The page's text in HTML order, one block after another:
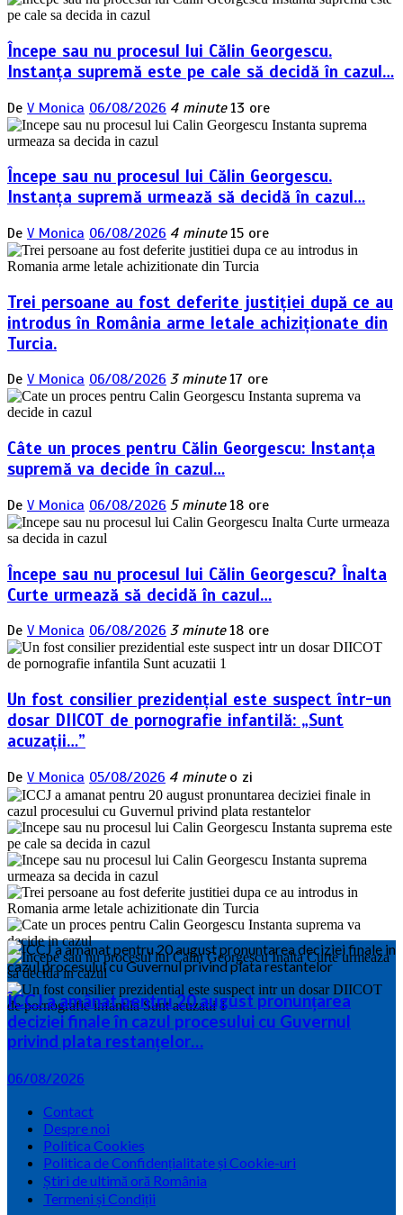
Începe sau nu procesul lui Călin Georgescu.
Instanța supremă este pe cale să decidă în cazul…
De V Monica 06/08/2026 4 minute 13 ore
Începe sau nu procesul lui Călin Georgescu.
Instanța supremă urmează să decidă în cazul…
De V Monica 06/08/2026 4 minute 15 ore
Trei persoane au fost deferite justiției după ce au
introdus în România arme letale achiziționate din
Turcia.
De V Monica 06/08/2026 3 minute 17 ore
Câte un proces pentru Călin Georgescu: Instanța
supremă va decide în cazul…
De V Monica 06/08/2026 5 minute 18 ore
Începe sau nu procesul lui Călin Georgescu? Înalta
Curte urmează să decidă în cazul…
De V Monica 06/08/2026 3 minute 18 ore
Un fost consilier prezidențial este suspect într-un
dosar DIICOT de pornografie infantilă: „Sunt
acuzații…”
De V Monica 05/08/2026 4 minute o zi
ÎCCJ a amânat pentru 20 august pronunțarea
deciziei finale în cazul procesului cu Guvernul
privind plata restanțelor…
06/08/2026
Contact
Despre noi
Politica Cookies
Politica de Confidențialitate și Cookie-uri
Știri de ultimă oră România
Termeni și Condiții